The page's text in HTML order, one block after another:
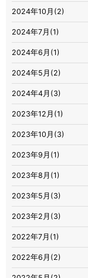
2024年10月(2)
2024年7月(1)
2024年6月(1)
2024年5月(2)
2024年4月(3)
2023年12月(1)
2023年10月(3)
2023年9月(1)
2023年8月(1)
2023年5月(3)
2023年2月(3)
2022年7月(1)
2022年6月(2)